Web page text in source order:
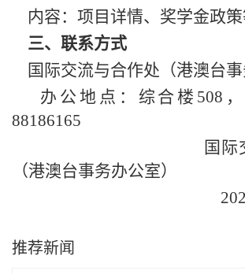
内容：项目详情、奖学金政策
三、联系方式
国际交流与合作处（港澳台事
办公地点：综合楼508，
88186165
国际交流与
（港澳台事务办公室）
2026年6
推荐新闻